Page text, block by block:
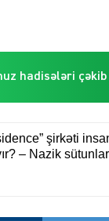
hadisələri çəkib